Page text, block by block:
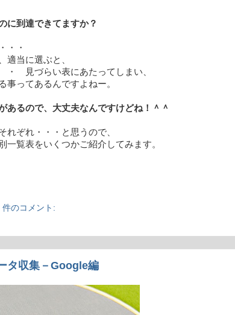
に到達できてますか？
・・
適当に選ぶと、
・ 見づらい表にあたってしまい、
事ってあるんですよねー。
あるので、大丈夫なんですけどね！＾＾
れぞれ・・・と思うので、
一覧表をいくつかご紹介してみます。
件のコメント:
タ収集－Google編